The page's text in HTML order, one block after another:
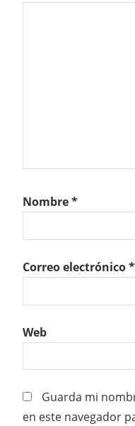
Nombre*
Correo electrónico*
Web
Guarda mi
en este navegador